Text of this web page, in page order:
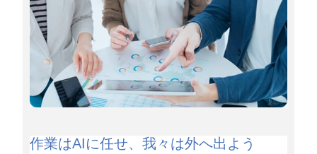
作業はAIに任せ、我々は外へ出よう